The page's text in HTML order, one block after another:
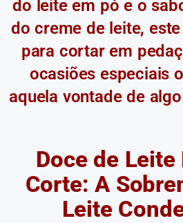
do leite em pó e o
do creme de leite,
para cortar em
ocasiões especiais
aquela vontade de
Doce de
Corte: A
Leite